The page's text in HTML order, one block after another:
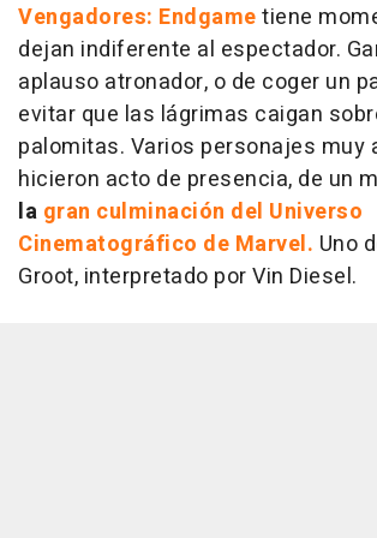
Vengadores: Endgametiene
dejan indiferente al espectador.
aplauso atronador, o de coger un
evitar que las lágrimas caigan
palomitas. Varios personajes muy
hicieron acto de presencia, de un
la gran culminación del Universo
Cinematográfico de Marvel. Uno
Groot, interpretado por Vin Diesel.